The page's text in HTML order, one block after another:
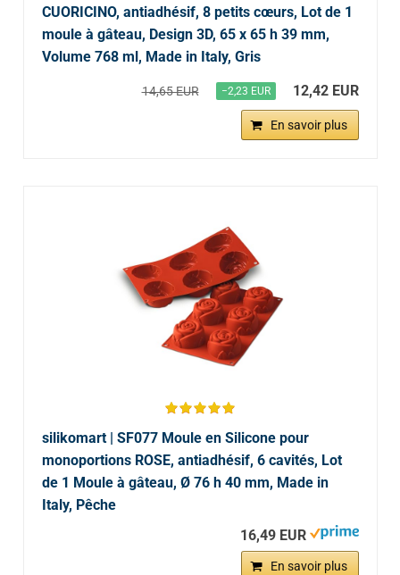
CUORICINO, antiadhésif, 8 petits cœurs, Lot de 1
moule à gâteau, Design 3D, 65 x 65 h 39 mm,
Volume 768 ml, Made in Italy, Gris
14,65 EUR −2,23 EUR 12,42 EUR
En savoir plus
silikomart | SF077 Moule en Silicone pour
monoportions ROSE, antiadhésif, 6 cavités, Lot
de 1 Moule à gâteau, Ø 76 h 40 mm, Made in
Italy, Pêche
16,49 EUR
En savoir plus